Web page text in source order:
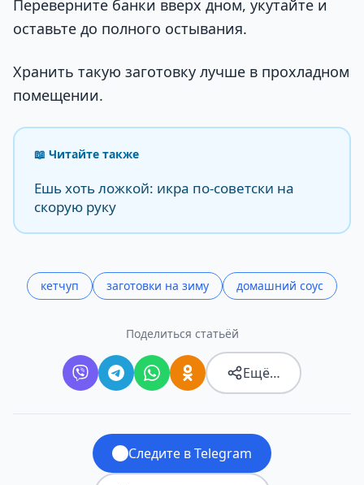
Переверните банки вверх дном, укутайте и
оставьте до полного остывания.
Хранить такую заготовку лучше в прохладном
помещении.
📖 Читайте также
Ешь хоть ложкой: икра по-советски на
скорую руку
кетчуп заготовки на зиму домашний соус
Поделиться статьёй
Ещё…
Следите в Telegram